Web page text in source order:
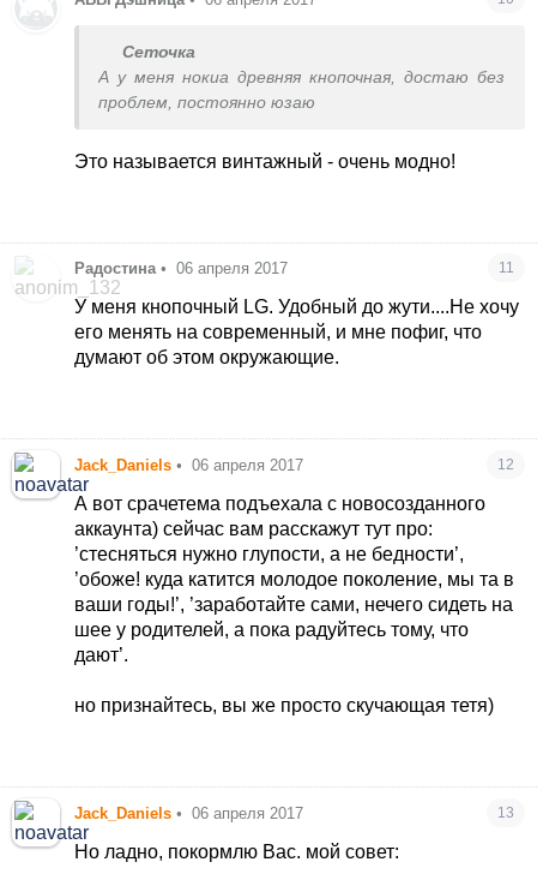
Сеточка
А у меня нокиа древняя кнопочная, достаю без
проблем, постоянно юзаю
Это называется винтажный - очень модно!
Радостина • 06 апреля 2017 11
У меня кнопочный LG. Удобный до жути....Не хочу
его менять на современный, и мне пофиг, что
думают об этом окружающие.
Jack_Daniels • 06 апреля 2017 12
А вот срачетема подъехала с новосозданного
аккаунта) сейчас вам расскажут тут про:
’стесняться нужно глупости, а не бедности’,
’обоже! куда катится молодое поколение, мы та в
ваши годы!’, ’заработайте сами, нечего сидеть на
шее у родителей, а пока радуйтесь тому, что
дают’.
но признайтесь, вы же просто скучающая тетя)
Jack_Daniels • 06 апреля 2017 13
Но ладно, покормлю Вас. мой совет: